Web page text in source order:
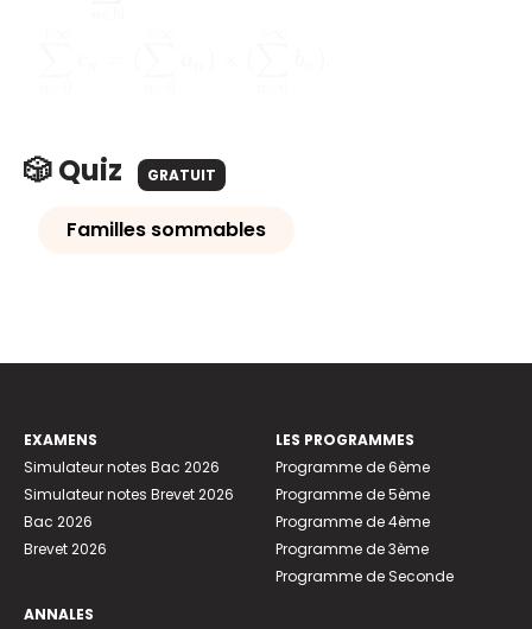
🎲 Quiz GRATUIT
Familles sommables
EXAMENS
Simulateur notes Bac 2026
Simulateur notes Brevet 2026
Bac 2026
Brevet 2026
ANNALES
LES PROGRAMMES
Programme de 6ème
Programme de 5ème
Programme de 4ème
Programme de 3ème
Programme de Seconde